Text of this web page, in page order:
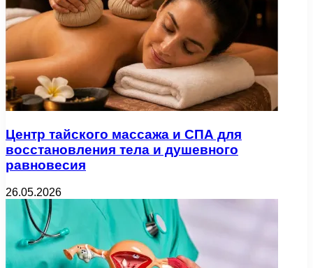
Центр тайского массажа и СПА для
восстановления тела и душевного
равновесия
26.05.2026